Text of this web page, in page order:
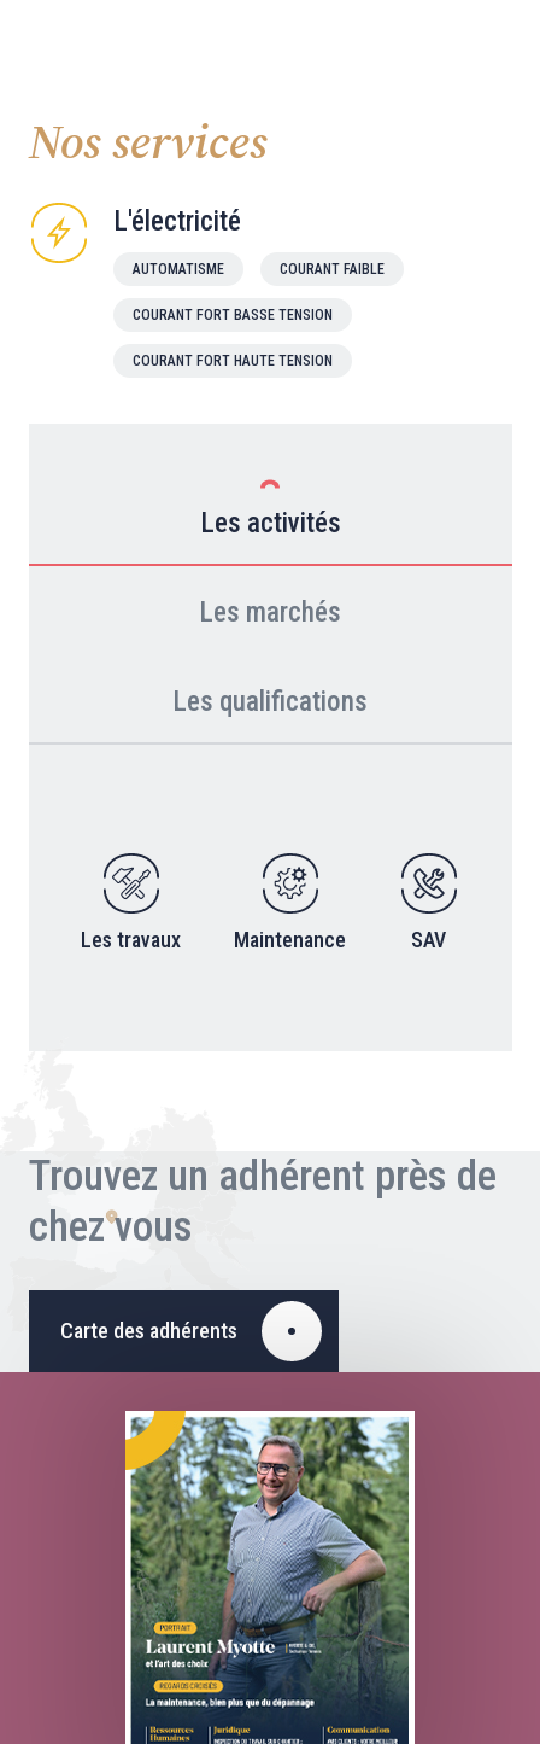
Nos services
L'électricité
AUTOMATISME COURANT FAIBLE
COURANT FORT BASSE TENSION
COURANT FORT HAUTE TENSION
Les activités
Les marchés
Les qualifications
Les travaux Maintenance SAV
Trouvez un adhérent près de
chez vous
Carte des adhérents